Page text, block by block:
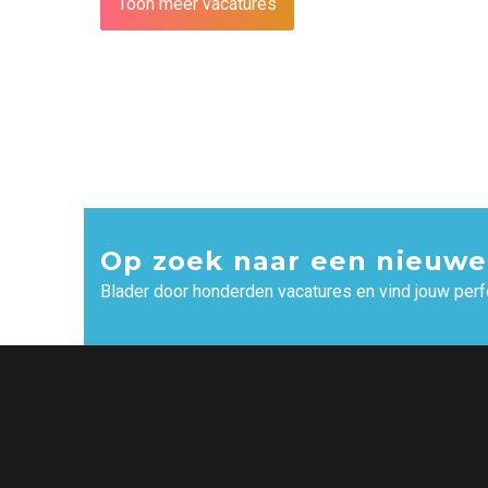
Toon meer vacatures
Op zoek naar een
Blader door honderden vacatures en vind jouw